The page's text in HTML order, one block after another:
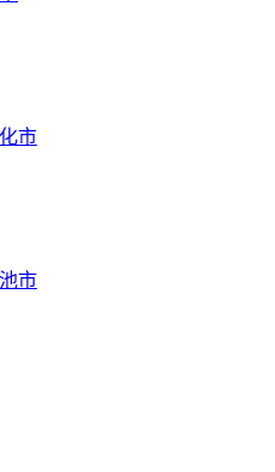
市
市